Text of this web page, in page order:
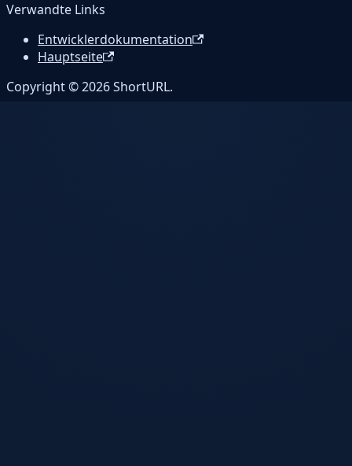
Verwandte Links
Entwicklerdokumentation
Hauptseite
Copyright © 2026 ShortURL.